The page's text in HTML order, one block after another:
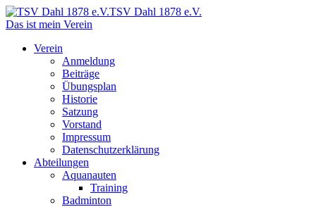
TSV Dahl 1878 e.V.
Das ist mein Verein
Verein
Anmeldung
Beiträge
Übungsplan
Historie
Satzung
Vorstand
Impressum
Datenschutzerklärung
Abteilungen
Aquanauten
Training
Badminton